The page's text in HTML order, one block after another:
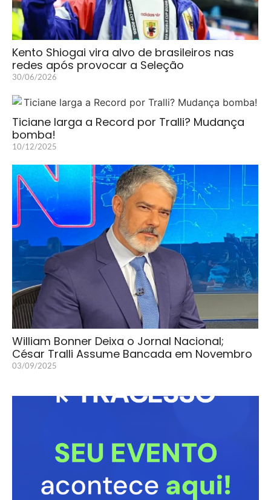
Kento Shiogai vira alvo de brasileiros nas
redes após provocar a Seleção
30/06/2026
Ticiane larga a Record por Tralli? Mudança
bomba!
10/12/2025
William Bonner Deixa o Jornal Nacional;
César Tralli Assume Bancada em Novembro
03/09/2025